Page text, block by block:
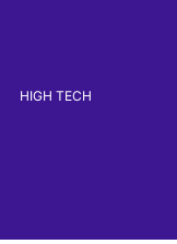
HIGH TECH